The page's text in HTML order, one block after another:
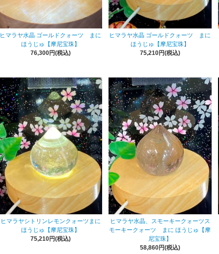
ヒマラヤ水晶 ゴールドクォーツ まに
ほうじゅ【摩尼宝珠】
76,300円(税込)
ヒマラヤ水晶 ゴールドクォーツ まに
ほうじゅ【摩尼宝珠】
75,210円(税込)
ヒマラヤシトリンレモンクォーツまに
ほうじゅ【摩尼宝珠】
75,210円(税込)
ヒマラヤ水晶、スモーキークォーツス
モーキークォーツ まに ほうじゅ【摩
尼宝珠】
58,860円(税込)